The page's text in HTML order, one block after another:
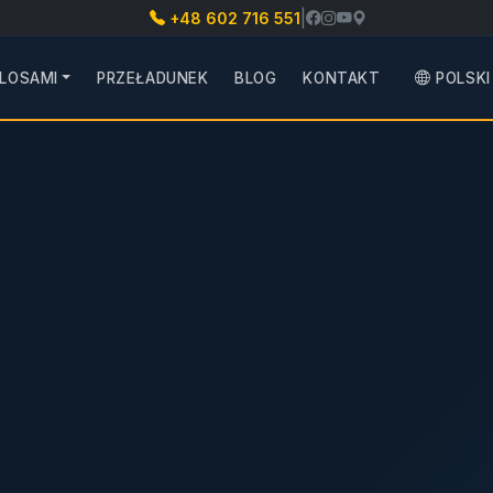
+48 602 716 551
PRZEŁADUNEK BLOG KONTAKT POLSKI